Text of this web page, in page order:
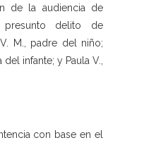
de la audiencia de
delito de
M., padre del niño;
del infante; y Paula V.,
con base en el